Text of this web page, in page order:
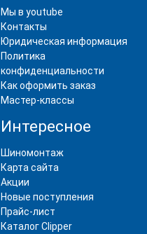
Мы в youtube
Контакты
Юридическая информация
Политика
конфиденциальности
Как оформить заказ
Мастер-классы
Интересное
Шиномонтаж
Карта сайта
Акции
Новые поступления
Прайс-лист
Каталог Clipper